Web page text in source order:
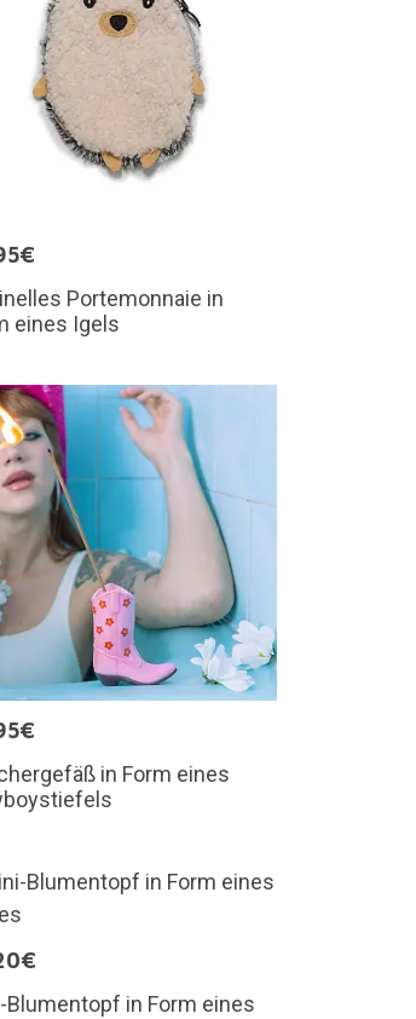
Portemonnaie in
eines Igels
in Form eines
Blumentopf in Form eines